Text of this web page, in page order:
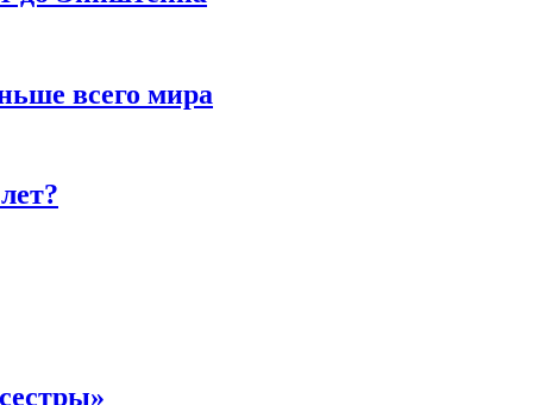
всего мира